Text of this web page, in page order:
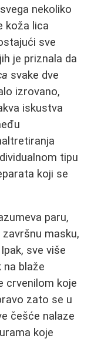
nekoliko
koža lica
sve
je priznala da
svake dve
izrovano,
iskustva
tipu
koji se
paru,
masku,
sve više
blaže
crvenilom koje
zato se u
češće nalaze
koje